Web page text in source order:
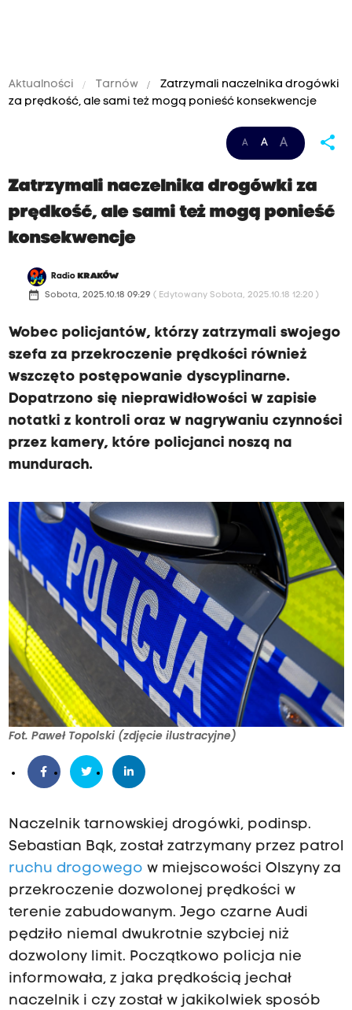
Aktualności Tarnów
Zatrzymali naczelnika drogówki
za prędkość, ale sami też mogą ponieść konsekwencje
A A A share
Zatrzymali naczelnika drogówki za
prędkość, ale sami też mogą ponieść
konsekwencje
Radio KRAKÓW
date_range Sobota, 2025.10.18 09:29 ( Edytowany Sobota, 2025.10.18 12:20 )
Wobec policjantów, którzy zatrzymali swojego
szefa za przekroczenie prędkości również
wszczęto postępowanie dyscyplinarne.
Dopatrzono się nieprawidłowości w zapisie
notatki z kontroli oraz w nagrywaniu czynności
przez kamery, które policjanci noszą na
mundurach.
Fot. Paweł Topolski (zdjęcie ilustracyjne)
Naczelnik tarnowskiej drogówki, podinsp.
Sebastian Bąk, został zatrzymany przez patrol
ruchu drogowego w miejscowości Olszyny za
przekroczenie dozwolonej prędkości w
terenie zabudowanym. Jego czarne Audi
pędziło niemal dwukrotnie szybciej niż
dozwolony limit. Początkowo policja nie
informowała, z jaka prędkością jechał
naczelnik i czy został w jakikolwiek sposób
w
a
r
t
d
k
r
e
ś
l
e
a
:
p
r
a
w
a
n
i
z
s
t
a
ł
a
z
a
ł
a